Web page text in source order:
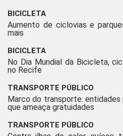
BICICLETA
Aumento de ciclovias e
mais
BICICLETA
No Dia Mundial da Bicicleta,
no Recife
TRANSPORTE PÚBLICO
Marco do transporte:
que ameaça gratuidades
TRANSPORTE PÚBLICO